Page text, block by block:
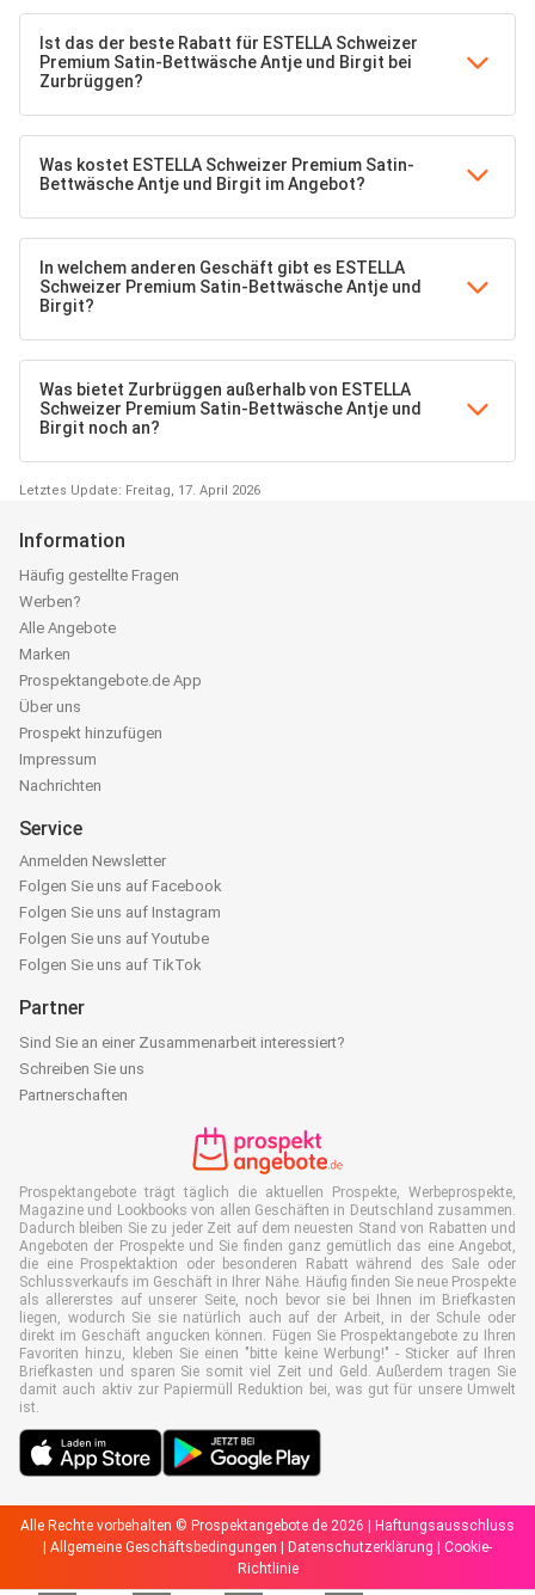
Ist das der beste Rabatt für ESTELLA Schweizer
Premium Satin-Bettwäsche Antje und Birgit bei
Zurbrüggen?
Was kostet ESTELLA Schweizer Premium Satin-
Bettwäsche Antje und Birgit im Angebot?
In welchem anderen Geschäft gibt es ESTELLA
Schweizer Premium Satin-Bettwäsche Antje und
Birgit?
Was bietet Zurbrüggen außerhalb von ESTELLA
Schweizer Premium Satin-Bettwäsche Antje und
Birgit noch an?
Letztes Update: Freitag, 17. April 2026
Information
Häufig gestellte Fragen
Werben?
Alle Angebote
Marken
Prospektangebote.de App
Über uns
Prospekt hinzufügen
Impressum
Nachrichten
Service
Anmelden Newsletter
Folgen Sie uns auf Facebook
Folgen Sie uns auf Instagram
Folgen Sie uns auf Youtube
Folgen Sie uns auf TikTok
Partner
Sind Sie an einer Zusammenarbeit interessiert?
Schreiben Sie uns
Partnerschaften
Prospektangebote trägt täglich die aktuellen Prospekte, Werbeprospekte,
Magazine und Lookbooks von allen Geschäften in Deutschland zusammen.
Dadurch bleiben Sie zu jeder Zeit auf dem neuesten Stand von Rabatten und
Angeboten der Prospekte und Sie finden ganz gemütlich das eine Angebot,
die eine Prospektaktion oder besonderen Rabatt während des Sale oder
Schlussverkaufs im Geschäft in Ihrer Nähe. Häufig finden Sie neue Prospekte
als allererstes auf unserer Seite, noch bevor sie bei Ihnen im Briefkasten
liegen, wodurch Sie sie natürlich auch auf der Arbeit, in der Schule oder
direkt im Geschäft angucken können. Fügen Sie Prospektangebote zu Ihren
Favoriten hinzu, kleben Sie einen "bitte keine Werbung!" - Sticker auf Ihren
Briefkasten und sparen Sie somit viel Zeit und Geld. Außerdem tragen Sie
damit auch aktiv zur Papiermüll Reduktion bei, was gut für unsere Umwelt
ist.
Alle Rechte vorbehalten © Prospektangebote.de 2026 |
Haftungsausschluss
Allgemeine Geschäftsbedingungen Datenschutzerklärung
Cookie-
Richtlinie